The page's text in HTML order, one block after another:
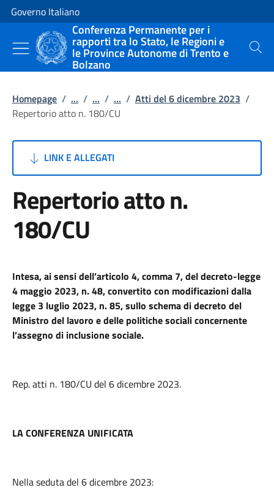
Vai al contenuto
Vai alla navigazione del sito
Governo Italiano
Conferenza Permanente per i
rapporti tra lo Stato, le Regioni e
le Province Autonome di Trento e
Bolzano
Cerca
Homepage / ... / ... / ... / Atti del 6 dicembre 2023 /
Repertorio atto n. 180/CU
LINK E ALLEGATI
Repertorio atto n.
180/CU
Intesa, ai sensi dell’articolo 4, comma 7, del decreto-legge
4 maggio 2023, n. 48, convertito con modificazioni dalla
legge 3 luglio 2023, n. 85, sullo schema di decreto del
Ministro del lavoro e delle politiche socialiconcernente
l’assegno di inclusione sociale.
Rep. atti n. 180/CU del 6 dicembre 2023.
LA CONFERENZA UNIFICATA
Nella seduta del 6 dicembre 2023: